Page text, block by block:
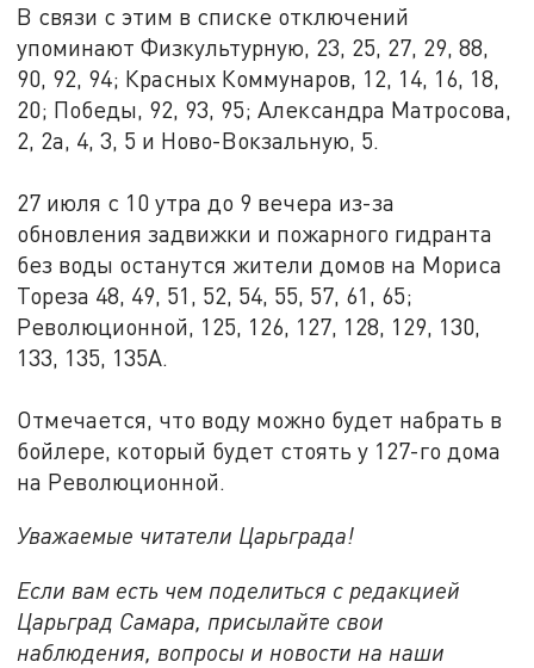
В связи с этим в списке отключений
упоминают Физкультурную, 23, 25, 27, 29, 88,
90, 92, 94; Красных Коммунаров, 12, 14, 16, 18,
20; Победы, 92, 93, 95; Александра Матросова,
2, 2а, 4, 3, 5 и Ново-Вокзальную, 5.
27 июля с 10 утра до 9 вечера из-за
обновления задвижки и пожарного гидранта
без воды останутся жители домов на Мориса
Тореза 48, 49, 51, 52, 54, 55, 57, 61, 65;
Революционной, 125, 126, 127, 128, 129, 130,
133, 135, 135А.
Отмечается, что воду можно будет набрать в
бойлере, который будет стоять у 127-го дома
на Революционной.
Уважаемые читатели Царьграда!
Если вам есть чем поделиться с редакцией
Царьград Самара, присылайте свои
наблюдения, вопросы и новости на наши